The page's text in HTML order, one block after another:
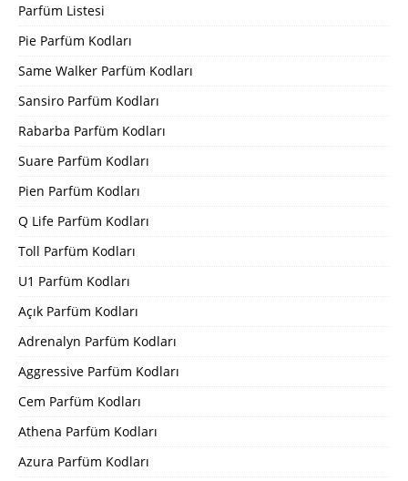
Parfüm Listesi
Pie Parfüm Kodları
Same Walker Parfüm Kodları
Sansiro Parfüm Kodları
Rabarba Parfüm Kodları
Suare Parfüm Kodları
Pien Parfüm Kodları
Q Life Parfüm Kodları
Toll Parfüm Kodları
U1 Parfüm Kodları
Açık Parfüm Kodları
Adrenalyn Parfüm Kodları
Aggressive Parfüm Kodları
Cem Parfüm Kodları
Athena Parfüm Kodları
Azura Parfüm Kodları